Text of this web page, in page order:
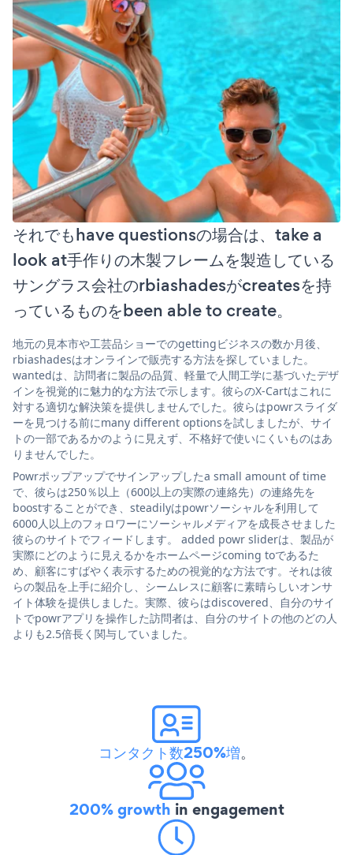
それでもhave questionsの場合は、take a
look at手作りの木製フレームを製造している
サングラス会社のrbiashadesがcreatesを持
っているものをbeen able to create。
地元の見本市や工芸品ショーでのgettingビジネスの数か月後、
rbiashadesはオンラインで販売する方法を探していました。
wantedは、訪問者に製品の品質、軽量で人間工学に基づいたデザ
インを視覚的に魅力的な方法で示します。彼らのX-Cartはこれに
対する適切な解決策を提供しませんでした。彼らはpowrスライダ
ーを見つける前にmany different optionsを試しましたが、サイ
トの一部であるかのように見えず、不格好で使いにくいものはあ
りませんでした。
Powrポップアップでサインアップしたa small amount of time
で、彼らは250％以上（600以上の実際の連絡先）の連絡先を
boostすることができ、steadilyはpowrソーシャルを利用して
6000人以上のフォロワーにソーシャルメディアを成長させました
彼らのサイトでフィードします。 added powr sliderは、製品が
実際にどのように見えるかをホームページcoming toであるた
め、顧客にすばやく表示するための視覚的な方法です。それは彼
らの製品を上手に紹介し、シームレスに顧客に素晴らしいオンサ
イト体験を提供しました。実際、彼らはdiscovered、自分のサイ
トでpowrアプリを操作した訪問者は、自分のサイトの他のどの人
よりも2.5倍長く関与していました。
コンタクト数250%増。
200% growth in engagement